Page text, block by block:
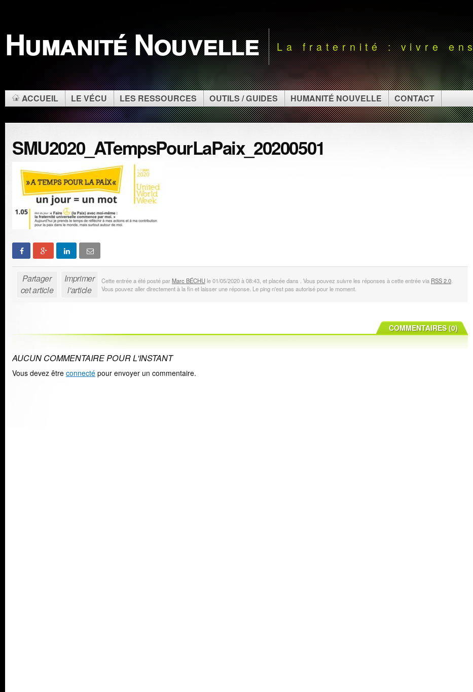
Humanité Nouvelle La fraternité : vivre
ACCUEIL LE VÉCU LES RESSOURCES OUTILS / GUIDES HUMANITÉ NOUVELLE CONTACT
SMU2020_ATempsPourLaPaix_20200501
Partager
cet article
Imprimer
l'article
Cette entrée a été posté parMarc BÉCHU le 01/05/2020 à 08:43, et placée dans . Vous pouvez suivre les réponses à cette entrée via RSS 2.0.
Vous pouvez aller directement à la fin et laisser une réponse. Le ping n'est pas autorisé pour le moment.
COMMENTAIRES (0)
AUCUN COMMENTAIRE POUR L'INSTANT
Vous devez être connecté pour envoyer un commentaire.